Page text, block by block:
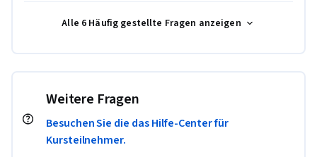
Alle 6 Häufig gestellte Fragen anzeigen
Weitere Fragen
Besuchen Sie die das Hilfe-Center für
Kursteilnehmer.